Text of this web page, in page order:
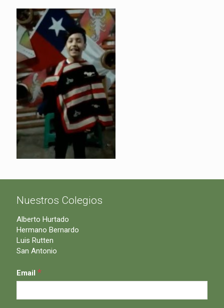
Nuestros Colegios
Alberto Hurtado
Hermano Bernardo
Luis Rutten
San Antonio
Email *